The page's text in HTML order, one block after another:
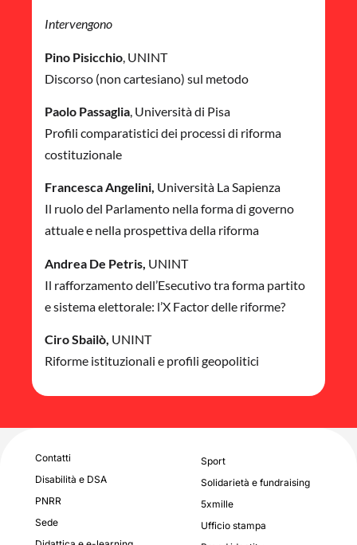
Intervengono
Pino Pisicchio , UNINT
Discorso (non cartesiano) sul metodo
Paolo Passaglia, Università di Pisa
Profili comparatistici dei processi di riforma
costituzionale
Francesca Angelini, Università La Sapienza
Il ruolo del Parlamento nella forma di governo
attuale e nella prospettiva della riforma
Andrea De Petris, UNINT
Il rafforzamento dell’Esecutivo tra forma partito
e sistema elettorale: l’X Factor delle riforme?
Ciro Sbailò, UNINT
Riforme istituzionali e profili geopolitici
Contatti
Disabilità e DSA
PNRR
Sede
Sport
Solidarietà e fundraising
5xmille
Ufficio stampa